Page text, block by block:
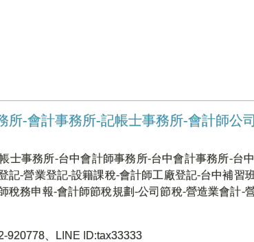
所-會計事務所-記帳士事務所-會計師公
士事務所-台中會計師事務所-台中會計事務所-台
記-營業登記-設籍課稅-會計師工廠登記-台中補習
稅務申報-會計師節稅規劃-公司節稅-營造業會計-
920778、LINE ID:tax33333